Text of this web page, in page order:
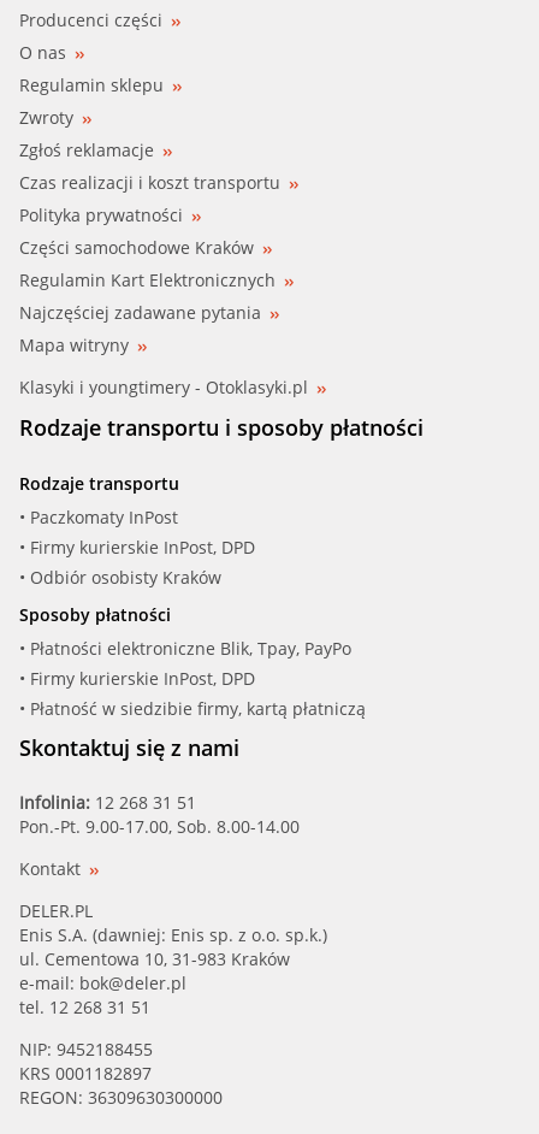
Producenci części
O nas
Regulamin sklepu
Zwroty
Zgłoś reklamacje
Czas realizacji i koszt transportu
Polityka prywatności
Części samochodowe Kraków
Regulamin Kart Elektronicznych
Najczęściej zadawane pytania
Mapa witryny
Klasyki i youngtimery - Otoklasyki.pl
Rodzaje transportu i sposoby płatności
Rodzaje transportu
• Paczkomaty InPost
• Firmy kurierskie InPost, DPD
• Odbiór osobisty Kraków
Sposoby płatności
• Płatności elektroniczne Blik, Tpay, PayPo
• Firmy kurierskie InPost, DPD
• Płatność w siedzibie firmy, kartą płatniczą
Skontaktuj się z nami
Infolinia: 12 268 31 51
Pon.-Pt. 9.00-17.00, Sob. 8.00-14.00
Kontakt
DELER.PL
Enis S.A. (dawniej: Enis sp. z o.o. sp.k.)
ul. Cementowa 10, 31-983 Kraków
e-mail: bok@deler.pl
tel. 12 268 31 51
NIP: 9452188455
KRS 0001182897
REGON: 36309630300000